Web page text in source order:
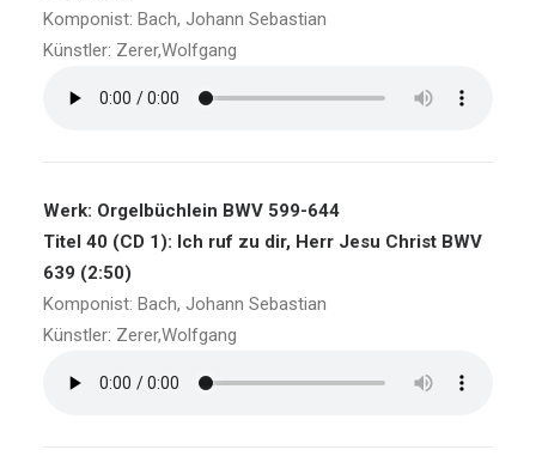
Komponist: Bach, Johann Sebastian
Künstler: Zerer,Wolfgang
Werk: Orgelbüchlein BWV 599-644
Titel 40 (CD 1): Ich ruf zu dir, Herr Jesu Christ BWV
639 (2:50)
Komponist: Bach, Johann Sebastian
Künstler: Zerer,Wolfgang